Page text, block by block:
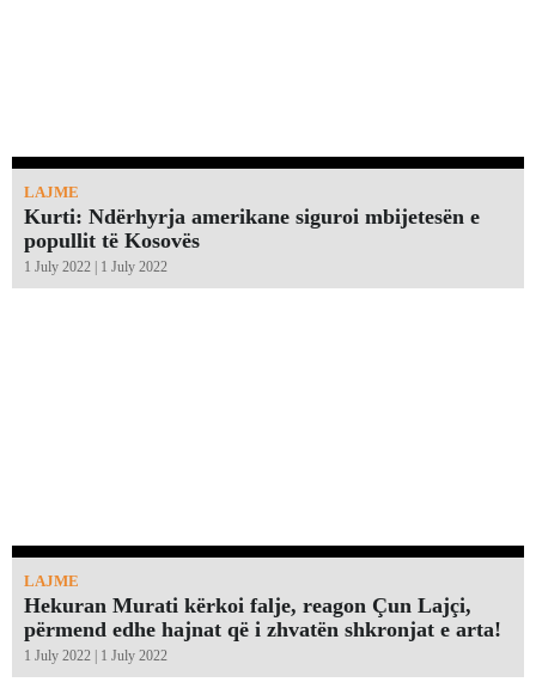
LAJME
Kurti: Ndërhyrja amerikane siguroi mbijetesën e
popullit të Kosovës
1 July 2022 | 1 July 2022
LAJME
Hekuran Murati kërkoi falje, reagon Çun Lajçi,
përmend edhe hajnat që i zhvatën shkronjat e arta!￼
1 July 2022 | 1 July 2022